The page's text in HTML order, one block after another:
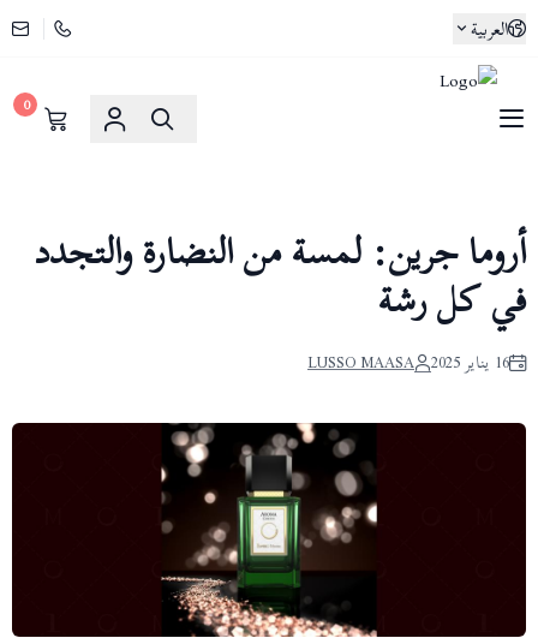
العربية
0
أروما جرين: لمسة من النضارة والتجدد
في كل رشة
16 يناير 2025 LUSSO MAASA